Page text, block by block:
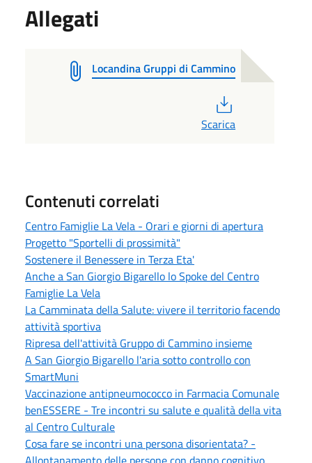
Allegati
Locandina Gruppi di Cammino
Scarica
Contenuti correlati
Centro Famiglie La Vela - Orari e giorni di apertura
Progetto "Sportelli di prossimità"
Sostenere il Benessere in Terza Eta'
Anche a San Giorgio Bigarello lo Spoke del Centro
Famiglie La Vela
La Camminata della Salute: vivere il territorio facendo
attività sportiva
Ripresa dell'attività Gruppo di Cammino insieme
A San Giorgio Bigarello l'aria sotto controllo con
SmartMuni
Vaccinazione antipneumococco in Farmacia Comunale
benESSERE - Tre incontri su salute e qualità della vita
al Centro Culturale
Cosa fare se incontri una persona disorientata? -